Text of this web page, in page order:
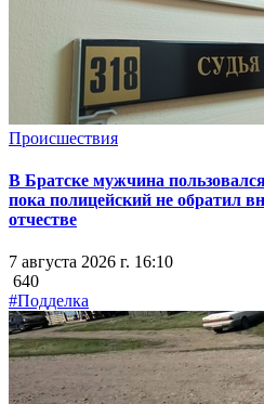
Происшествия
В Братске мужчина
пока полицейский не обратил
отчестве
7 августа 2026 г. 16:10
640
#Подделка